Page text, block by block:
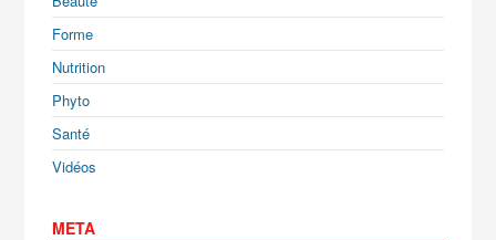
Forme
Nutrition
Phyto
Santé
Vidéos
META